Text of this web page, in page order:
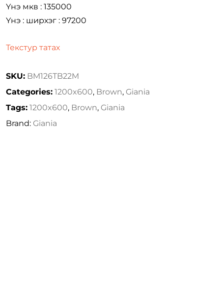
Үнэ мкв : 135000
Үнэ : ширхэг : 97200
Текстур татах
SKU: BM126TB22M
Categories: 1200x600, Brown, Giania
Tags: 1200x600, Brown, Giania
Brand: Giania